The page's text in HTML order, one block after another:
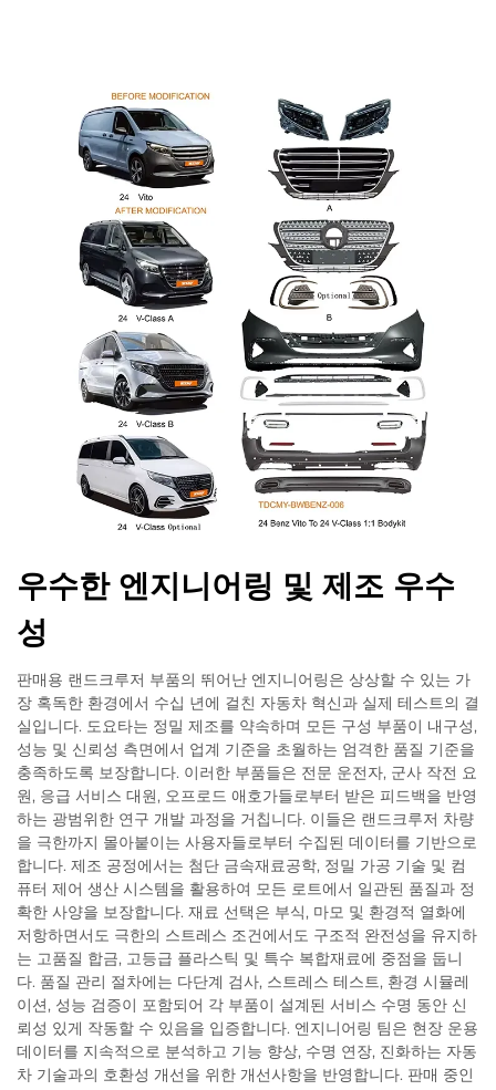
우수한 엔지니어링 및 제조 우수
성
판매용 랜드크루저 부품의 뛰어난 엔지니어링은 상상할 수 있는 가
장 혹독한 환경에서 수십 년에 걸친 자동차 혁신과 실제 테스트의 결
실입니다. 도요타는 정밀 제조를 약속하며 모든 구성 부품이 내구성,
성능 및 신뢰성 측면에서 업계 기준을 초월하는 엄격한 품질 기준을
충족하도록 보장합니다. 이러한 부품들은 전문 운전자, 군사 작전 요
원, 응급 서비스 대원, 오프로드 애호가들로부터 받은 피드백을 반영
하는 광범위한 연구 개발 과정을 거칩니다. 이들은 랜드크루저 차량
을 극한까지 몰아붙이는 사용자들로부터 수집된 데이터를 기반으로
합니다. 제조 공정에서는 첨단 금속재료공학, 정밀 가공 기술 및 컴
퓨터 제어 생산 시스템을 활용하여 모든 로트에서 일관된 품질과 정
확한 사양을 보장합니다. 재료 선택은 부식, 마모 및 환경적 열화에
저항하면서도 극한의 스트레스 조건에서도 구조적 완전성을 유지하
는 고품질 합금, 고등급 플라스틱 및 특수 복합재료에 중점을 둡니
다. 품질 관리 절차에는 다단계 검사, 스트레스 테스트, 환경 시뮬레
이션, 성능 검증이 포함되어 각 부품이 설계된 서비스 수명 동안 신
뢰성 있게 작동할 수 있음을 입증합니다. 엔지니어링 팀은 현장 운용
데이터를 지속적으로 분석하고 기능 향상, 수명 연장, 진화하는 자동
차 기술과의 호환성 개선을 위한 개선사항을 반영합니다. 판매 중인